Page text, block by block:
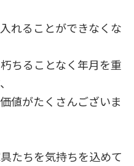
れることができなくな
ちることなく年月を重
値がたくさんございま
たちを気持ちを込めて